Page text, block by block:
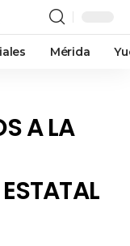
Mérida
A LA